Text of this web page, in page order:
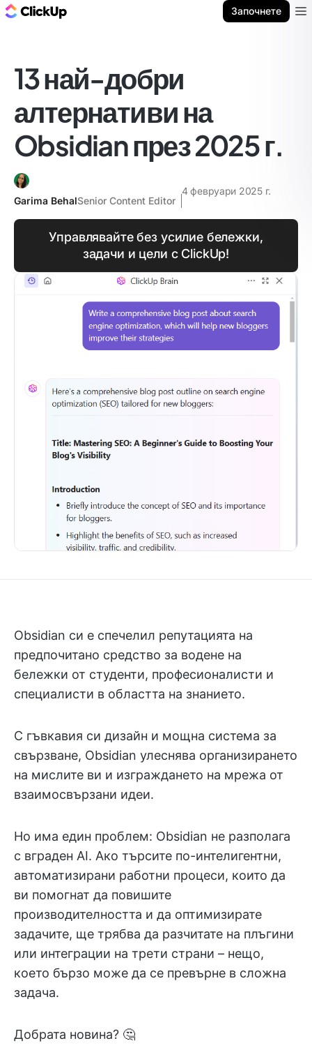
Започнете
13 най-добри
алтернативи на
Obsidian през 2025 г.
Garima BehalSenior Content Editor
4 февруари 2025 г.
Управлявайте без усилие бележки,
задачи и цели с ClickUp!
Obsidian си е спечелил репутацията на
предпочитано средство за водене на
бележки от студенти, професионалисти и
специалисти в областта на знанието.
С гъвкавия си дизайн и мощна система за
свързване, Obsidian улеснява организирането
на мислите ви и изграждането на мрежа от
взаимосвързани идеи.
Но има един проблем: Obsidian не разполага
с вграден AI. Ако търсите по-интелигентни,
автоматизирани работни процеси, които да
ви помогнат да повишите
производителността и да оптимизирате
задачите, ще трябва да разчитате на плъгини
или интеграции на трети страни – нещо,
което бързо може да се превърне в сложна
задача.
Добрата новина? 🤔